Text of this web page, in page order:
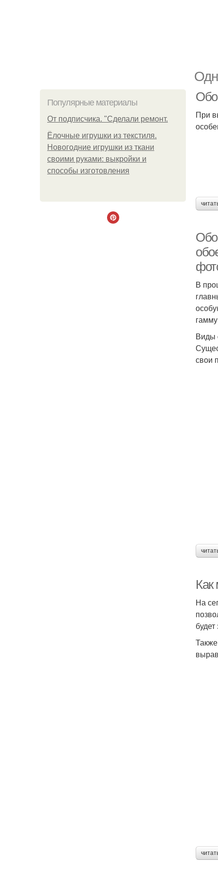
Популярные материалы
От подписчика. "Сделали ремонт.
Ёлочные игрушки из текстиля.
Новогодние игрушки из ткани
своими руками: выкройки и
способы изготовления
При
В
Виды
свои
Как
На